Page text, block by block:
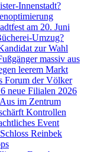
Innenstadt?
am 20. Juni
Umzug?
zur Wahl
massiv aus
leerem Markt
Forum der Völker
neue Filialen 2026
im Zentrum
Kontrollen
Event
Reinbek